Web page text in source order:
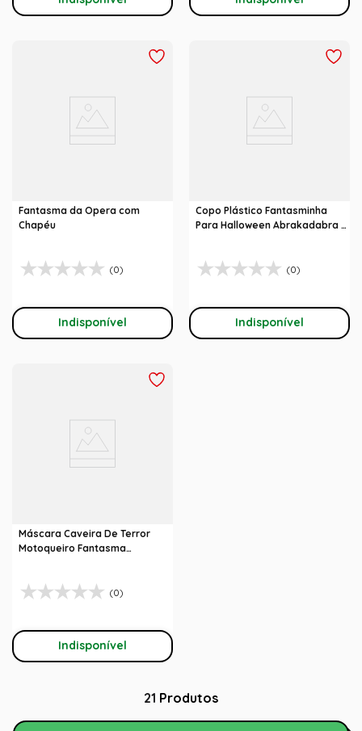
Fantasma da Opera com
Chapéu
(0)
Indisponível
Copo Plástico Fantasminha
Para Halloween Abrakadabra -
(0)
Indisponível
Máscara Caveira De Terror
Motoqueiro Fantasma
(0)
Indisponível
21 Produtos